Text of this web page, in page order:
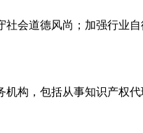
会道德风尚；加强行业
构，包括从事知识产权